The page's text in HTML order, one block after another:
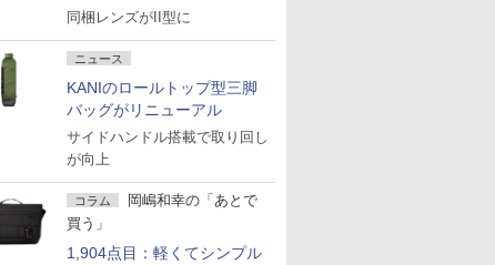
同梱レンズがII型に
ニュース
KANIのロールトップ型三脚
バッグがリニューアル
サイドハンドル搭載で取り回し
が向上
コラム
岡嶋和幸の「あとで
買う」
1,904点目：軽くてシンプル